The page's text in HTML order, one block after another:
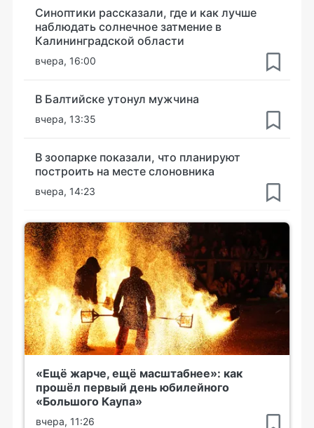
Синоптики рассказали, где и как лучше
наблюдать солнечное затмение в
Калининградской области
вчера, 16:00
В Балтийске утонул мужчина
вчера, 13:35
В зоопарке показали, что планируют
построить на месте слоновника
вчера, 14:23
«Ещё жарче, ещё масштабнее»: как
прошёл первый день юбилейного
«Большого Каупа»
вчера, 11:26